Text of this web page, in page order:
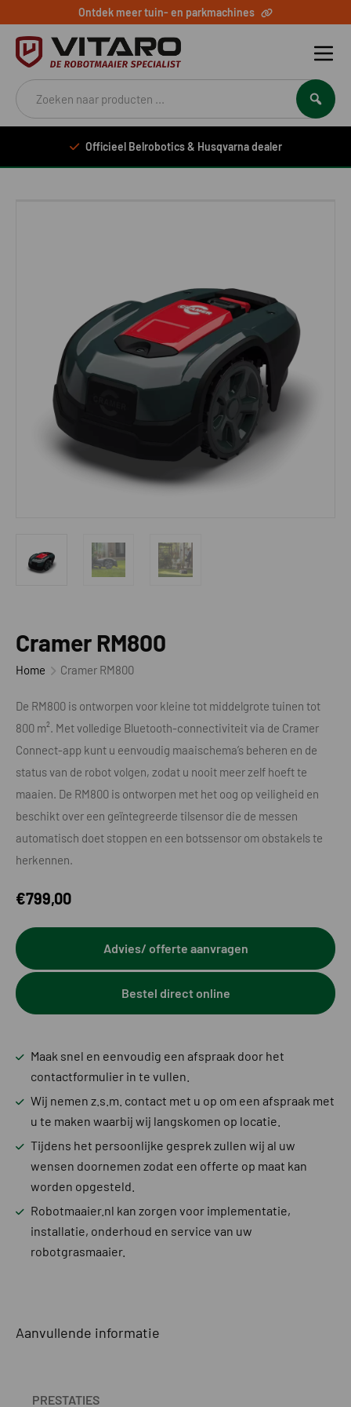
Ontdek meer tuin- en parkmachines
Producten
zoeken
Officieel Belrobotics & Husqvarna dealer
Cramer RM800
Home Cramer RM800
De RM800 is ontworpen voor kleine tot middelgrote tuinen tot
800 m². Met volledige Bluetooth-connectiviteit via de Cramer
Connect-app kunt u eenvoudig maaischema’s beheren en de
status van de robot volgen, zodat u nooit meer zelf hoeft te
maaien. De RM800 is ontworpen met het oog op veiligheid en
beschikt over een geïntegreerde tilsensor die de messen
automatisch doet stoppen en een botssensor om obstakels te
herkennen.
€799,00
Advies/ offerte aanvragen
Bestel direct online
Maak snel en eenvoudig een afspraak door het
contactformulier in te vullen.
Wij nemen z.s.m. contact met u op om een afspraak met
u te maken waarbij wij langskomen op locatie.
Tijdens het persoonlijke gesprek zullen wij al uw
wensen doornemen zodat een offerte op maat kan
worden opgesteld.
Robotmaaier.nl kan zorgen voor implementatie,
installatie, onderhoud en service van uw
robotgrasmaaier.
Aanvullende informatie
PRESTATIES